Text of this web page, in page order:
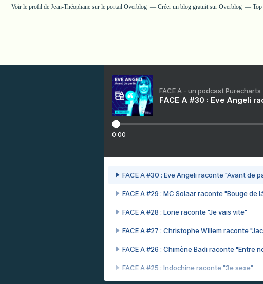
Voir le profil de Jean-Théophane sur le portail Overblog Créer un blog gratuit sur Overblog
FACE A - un podcast Purecharts
FACE A #30 : Eve Angeli
0:00
FACE A #30 : Eve Angeli raconte "Avant de
FACE A #29 : MC Solaar raconte "Bouge de
FACE A #28 : Lorie raconte "Je vais vite"
FACE A #27 : Christophe Willem raconte
FACE A #26 : Chimène Badi raconte "Entre
FACE A #25 : Indochine raconte "3e sexe"